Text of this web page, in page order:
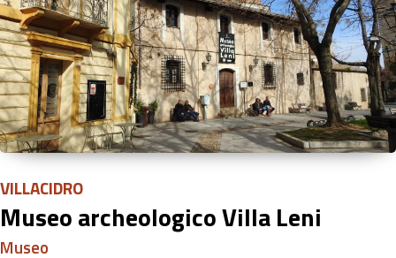
VILLACIDRO
Museo archeologico Villa Leni
Museo